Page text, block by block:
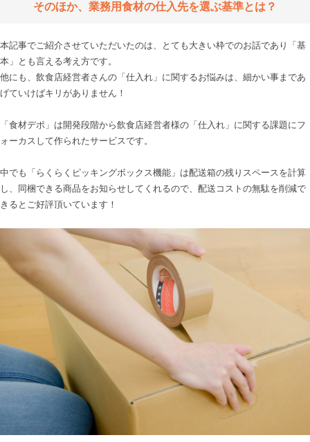
そのほか、業務用食材の仕入先を選ぶ基準とは？
本記事でご紹介させていただいたのは、とても大きい枠でのお話であり「基
本」とも言える考え方です。
他にも、飲食店経営者さんの「仕入れ」に関するお悩みは、細かい事まであ
げていけばキリがありません！
「食材デポ」は開発段階から飲食店経営者様の「仕入れ」に関する課題にフ
ォーカスして作られたサービスです。
中でも「らくらくピッキングボックス機能」は配送箱の残りスペースを計算
し、同梱できる商品をお知らせしてくれるので、配送コストの無駄を削減で
きるとご好評頂いています！